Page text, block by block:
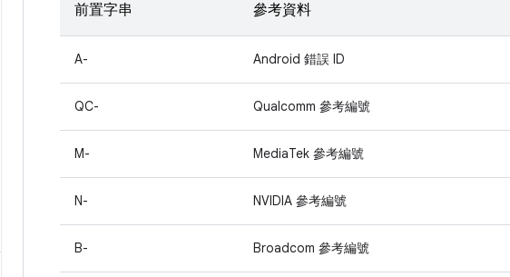
前置字串 參考資料
A- Android 錯誤 ID
QC- Qualcomm 參考編號
M- MediaTek 參考編號
N- NVIDIA 參考編號
B- Broadcom 參考編號